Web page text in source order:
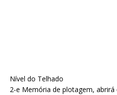
Nível do Telhado
2-e Memória de plotagem, abrirá